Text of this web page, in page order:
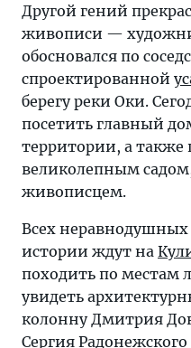
Другой гений
живописи —
обосновался по
спроектированной
берегу реки Оки.
посетить главный
территории, а также
великолепным
живописцем.
Всех неравнодушных
истории ждут на
походить по местам
увидеть
колонну Дмитрия
Сергия